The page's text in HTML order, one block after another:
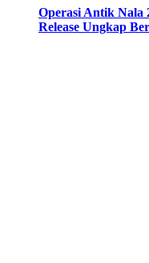
Operasi Antik Nala
Release Ungkap